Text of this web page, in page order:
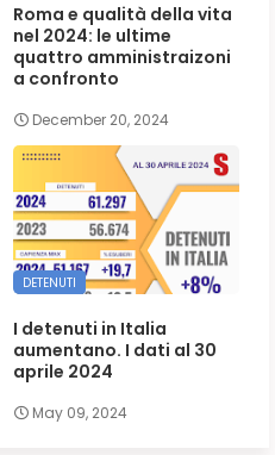
Roma e qualità della vita
nel 2024: le ultime
quattro amministraizoni
a confronto
December 20, 2024
DETENUTI
I detenuti in Italia
aumentano. I dati al 30
aprile 2024
May 09, 2024